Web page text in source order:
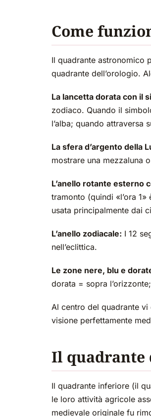
Come
Il quadrante astronomico
quadrante dell’orologio.
La lancetta dorata con il
zodiaco. Quando il
l’alba; quando attraversa
La sfera d’argento della
mostrare una mezzaluna
L’anello rotante esterno
tramonto (quindi «l’ora
usata principalmente dai
L’anello zodiacale: I 12
nell’eclittica.
Le zone nere, blu e
dorata = sopra
Al centro del quadrante
visione perfettamente
Il quadrante
Il quadrante inferiore (il
le loro attività agricole
medievale originale fu